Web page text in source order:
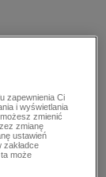
zapewnienia Ci
i wyświetlania
zmienić
zmianę
ustawień
zakładce
może